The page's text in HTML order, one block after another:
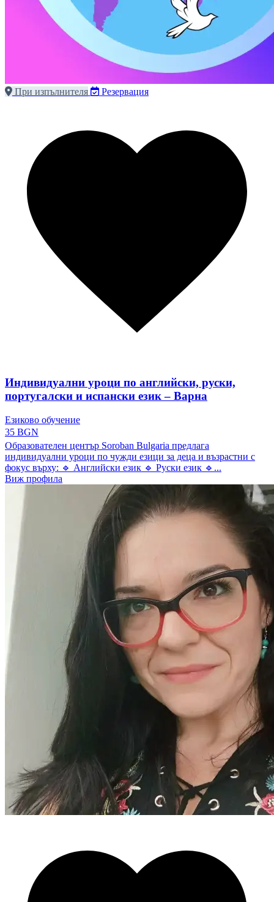
При изпълнителя Резервация
Индивидуални уроци по английски, руски,
португалски и испански език – Варна
Езиково обучение
35 BGN
Образователен център Soroban Bulgaria предлага
индивидуални уроци по чужди езици за деца и възрастни с
фокус върху: 🔹 Английски език 🔹 Руски език 🔹...
Виж профила